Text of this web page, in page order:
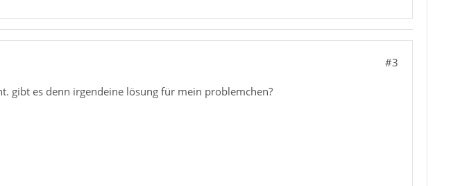
#3
gibt es denn irgendeine lösung für mein problemchen?